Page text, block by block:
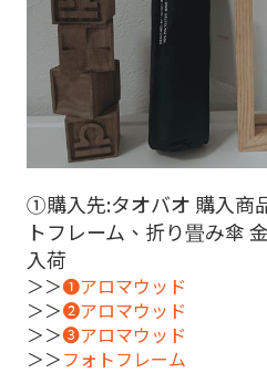
①購入先:タオバオ 購入商
トフレーム、折り畳み傘
入荷
＞＞➊アロマウッド
＞＞➋アロマウッド
＞＞➌アロマウッド
＞＞フォトフレーム